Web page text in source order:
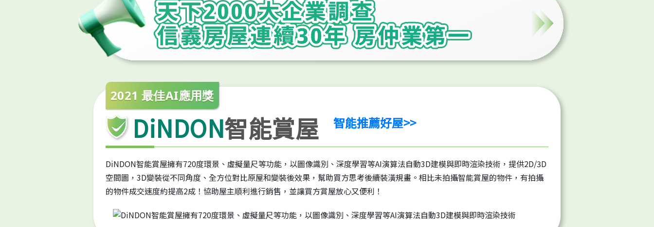
2021 最佳AI應用獎
DiNDON智能賞屋 智能推薦好屋>>
DiNDON智能賞屋擁有720度環景、虛擬量尺等功能，以圖像識別、深度學習等AI演算法自動3D建模與即時渲染技術，提供2D/3D
空間圖，3D變裝從不同角度、全方位對比原屋和變裝後效果，幫助買方思考後續裝潢規畫。相比未拍攝智能賞屋的物件，有拍攝
的物件成交速度約提高2成！協助屋主順利進行銷售，並讓買方賞屋放心又便利！